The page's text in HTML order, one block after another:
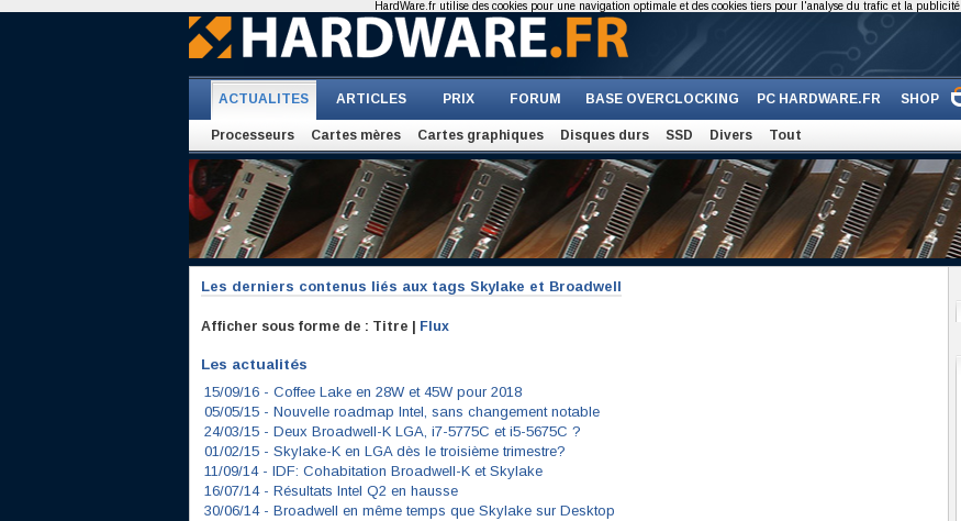
ACTUALITES ARTICLES PRIX FORUM BASE OVERCLOCKING PC HARDWARE.FR SHOP
Processeurs Cartes mères Cartes graphiques Disques durs SSD Divers Tout
Les derniers contenus liés aux tags Skylake et Broadwell
Afficher sous forme de : Titre | Flux
Les actualités
15/09/16 - Coffee Lake en 28W et 45W pour 2018
05/05/15 - Nouvelle roadmap Intel, sans changement notable
24/03/15 - Deux Broadwell-K LGA, i7-5775C et i5-5675C ?
01/02/15 - Skylake-K en LGA dès le troisième trimestre?
11/09/14 - IDF: Cohabitation Broadwell-K et Skylake
16/07/14 - Résultats Intel Q2 en hausse
30/06/14 - Broadwell en même temps que Skylake sur Desktop
HardWare.fr utilise des cookies pour une navigation optimale et des cookies tiers pour l'analyse du trafic et la publicité